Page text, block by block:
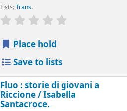
Lists:Trans.
star rating
Place hold
Save to lists
Fluo : storie di giovani a
Riccione /Isabella
Santacroce.